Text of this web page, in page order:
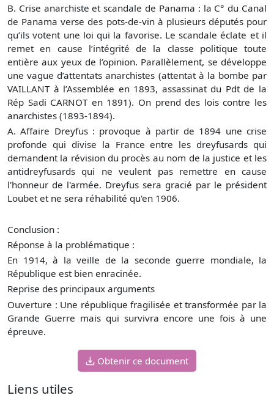
B. Crise anarchiste et scandale de Panama : la C° du Canal
de Panama verse des pots-de-vin à plusieurs députés pour
qu’ils votent une loi qui la favorise. Le scandale éclate et il
remet en cause l’intégrité de la classe politique toute
entière aux yeux de l’opinion. Parallèlement, se développe
une vague d’attentats anarchistes (attentat à la bombe par
VAILLANT à l’Assemblée en 1893, assassinat du Pdt de la
Rép Sadi CARNOT en 1891). On prend des lois contre les
anarchistes (1893-1894).
A. Affaire Dreyfus : provoque à partir de 1894 une crise
profonde qui divise la France entre les dreyfusards qui
demandent la révision du procès au nom de la justice et les
antidreyfusards qui ne veulent pas remettre en cause
l'honneur de l'armée. Dreyfus sera gracié par le président
Loubet et ne sera réhabilité qu'en 1906.
Conclusion :
Réponse à la problématique :
En 1914, à la veille de la seconde guerre mondiale, la
République est bien enracinée.
Reprise des principaux arguments
Ouverture : Une république fragilisée et transformée par la
Grande Guerre mais qui survivra encore une fois à une
épreuve.
Obtenir ce document
Liens utiles